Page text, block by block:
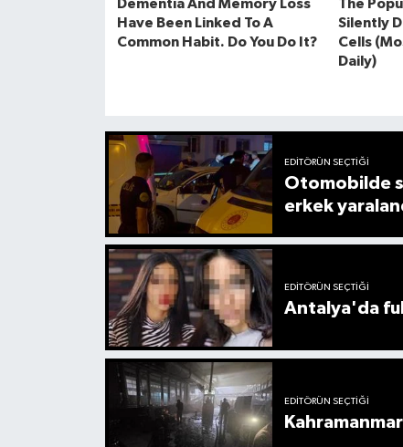
EDITÖRÜN SEÇTIĞI
Otomobilde
erkek
EDITÖRÜN SEÇTIĞI
Antalya'da
EDITÖRÜN SEÇTIĞI